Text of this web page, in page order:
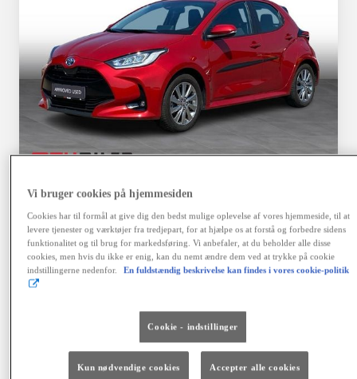
Toyota Yaris
Yaris 4A Hatchback 1.5 hybrid (116 hk) aut. gear Active -
Nykøbing Mors
HYBRID
43.000 km
Hybrid Benzin
Geartype
Automatisk
gearkasse
Vi bruger cookies på hjemmesiden
Cookies har til formål at give dig den bedst mulige oplevelse af vores hjemmeside, til at
levere tjenester og værktøjer fra tredjepart, for at hjælpe os at forstå og forbedre sidens
funktionalitet og til brug for markedsføring. Vi anbefaler, at du beholder alle disse
cookies, men hvis du ikke er enig, kan du nemt ændre dem ved at trykke på cookie
indstillingerne nedenfor.
En fuldstændig beskrivelse kan findes i vores cookie-politik
Cookie - indstillinger
Kun nødvendige cookies Accepter alle cookies